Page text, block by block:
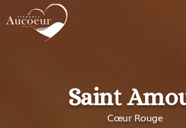
Saint
Cœur Rouge